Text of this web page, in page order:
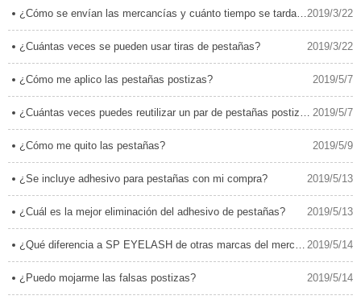
¿Cómo se envían las mercancías y cuánto tiempo se tarda en llegar? 2019/3/22
¿Cuántas veces se pueden usar tiras de pestañas? 2019/3/22
¿Cómo me aplico las pestañas postizas? 2019/5/7
¿Cuántas veces puedes reutilizar un par de pestañas postizas? 2019/5/7
¿Cómo me quito las pestañas? 2019/5/9
¿Se incluye adhesivo para pestañas con mi compra? 2019/5/13
¿Cuál es la mejor eliminación del adhesivo de pestañas? 2019/5/13
¿Qué diferencia a SP EYELASH de otras marcas del mercado? 2019/5/14
¿Puedo mojarme las falsas postizas? 2019/5/14